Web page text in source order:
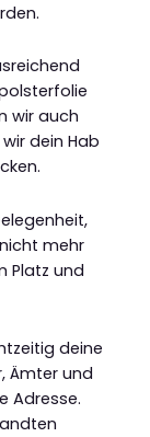
wir auch
dein Hab
mehr
Platz und
deine
Ämter und
Adresse.